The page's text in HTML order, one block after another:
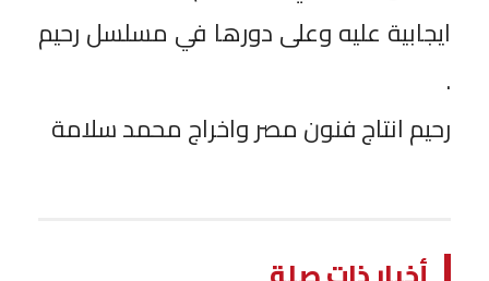
ايجابية عليه وعلى دورها في مسلسل رحيم
.
رحيم انتاج فنون مصر واخراج محمد سلامة